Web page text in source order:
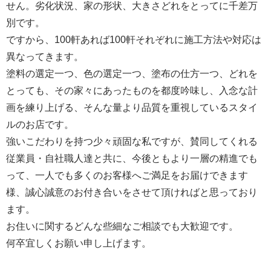
せん。劣化状況、家の形状、大きさどれをとってに千差万
別です。
ですから、100軒あれば100軒それぞれに施工方法や対応は
異なってきます。
塗料の選定一つ、色の選定一つ、塗布の仕方一つ、どれを
とっても、その家々にあったものを都度吟味し、入念な計
画を練り上げる、そんな量より品質を重視しているスタイ
ルのお店です。
強いこだわりを持つ少々頑固な私ですが、賛同してくれる
従業員・自社職人達と共に、今後ともより一層の精進でも
って、一人でも多くのお客様へご満足をお届けできます
様、誠心誠意のお付き合いをさせて頂ければと思っており
ます。
お住いに関するどんな些細なご相談でも大歓迎です。
何卒宜しくお願い申し上げます。